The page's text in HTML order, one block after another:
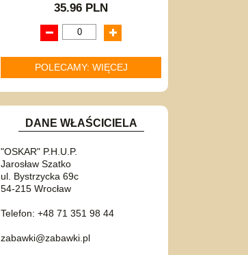
35.96 PLN
POLECAMY: WIĘCEJ
DANE WŁAŚCICIELA
"OSKAR" P.H.U.P.
Jarosław Szatko
ul. Bystrzycka 69c
54-215 Wrocław
Telefon: +48 71 351 98 44
zabawki@zabawki.pl